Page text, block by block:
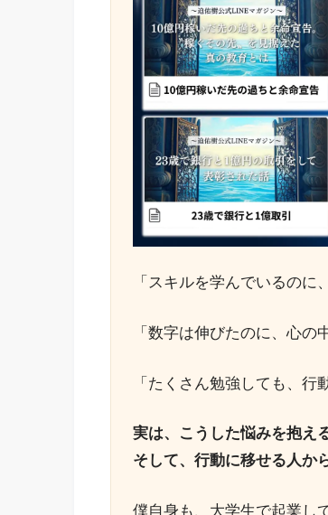
「スキルを学んでいるのに
「数字は伸びたのに、心の
「たくさん勉強しても、
実は、こうした悩みを抱え
そして、行動に移せる人か
僕自身も、大学生で起業し